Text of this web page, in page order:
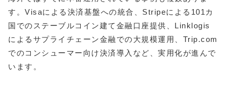
す。Visaによる決済基盤への統合、Stripeによる101カ
国でのステーブルコイン建て金融口座提供、Linklogis
によるサプライチェーン金融での大規模運用、Trip.com
でのコンシューマー向け決済導入など、実用化が進んで
います。